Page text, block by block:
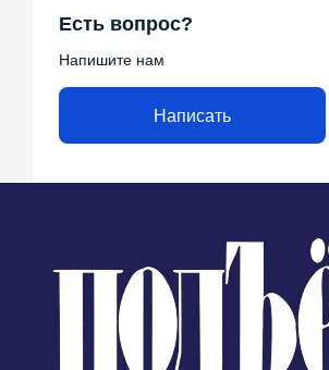
Есть вопрос?
Напишите нам
Написать